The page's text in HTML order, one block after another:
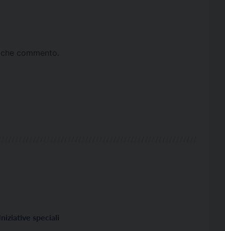
commento.
Iniziative speciali